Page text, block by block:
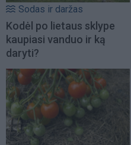
Sodas ir daržas
Kodėl po lietaus sklype
kaupiasi vanduo ir ką
daryti?